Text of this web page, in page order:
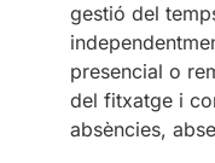
gestió del
presencial o
del fitxatge i
absències,